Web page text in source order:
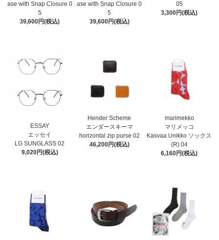
ase with Snap Closure 0
5
39,600円(税込)
ase with Snap Closure 0
5
39,600円(税込)
05
3,300円(税込)
ESSAY
エッセイ
LG SUNGLASS 02
9,020円(税込)
Hender Scheme
エンダースキーマ
horizontal zip purse 02
46,200円(税込)
marimekko
マリメッコ
Kasvaa Unikko ソックス
(R) 04
6,160円(税込)